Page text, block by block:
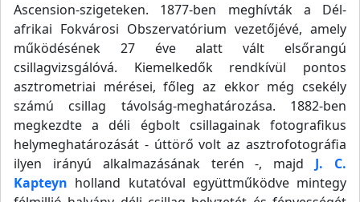
Ascension-szigeteken. 1877-ben meghívták a Dél-
afrikai Fokvárosi Obszervatórium vezetőjévé, amely
működésének 27 éve alatt vált elsőrangú
csillagvizsgálóvá. Kiemelkedők rendkívül pontos
asztrometriai mérései, főleg az ekkor még csekély
számú csillag távolság-meghatározása. 1882-ben
megkezdte a déli égbolt csillagainak fotografikus
helymeghatározását - úttörő volt az asztrofotográfia
ilyen irányú alkalmazásának terén -, majd J. C.
Kapteyn holland kutatóval együttműködve mintegy